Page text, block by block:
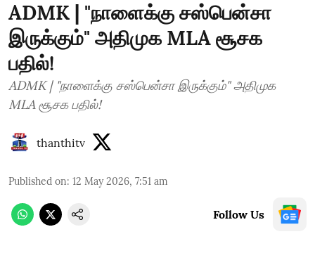
ADMK | "நாளைக்கு சஸ்பென்சா
இருக்கும்" அதிமுக MLA சூசக
பதில்!
ADMK | "நாளைக்கு சஸ்பென்சா இருக்கும்" அதிமுக
MLA சூசக பதில்!
thanthitv
Published on: 12 May 2026, 7:51 am
Follow Us